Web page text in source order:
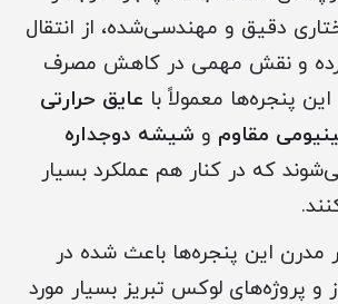
دقیق و مهندسی‌شده، از انتقال
و نقش مهمی در کاهش مصرف
پنجره‌ها معمولاً با عایق حرارتی
مقاوم و شیشه دوجداره
که در کنار هم عملکرد بسیار
مدرن این پنجره‌ها باعث شده در
و پروژه‌های لوکس تبریز بسیار مورد